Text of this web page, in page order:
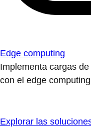
Edge computing
Implementa cargas
con el edge
Explorar las